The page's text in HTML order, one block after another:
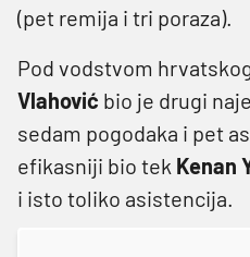
(pet remija i tri poraza).
Pod vodstvom
Vlahović bio je drugi
sedam pogodaka i pet
efikasniji bio tek Kenan
i isto toliko asistencija.